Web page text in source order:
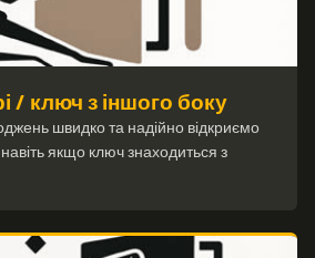
/ ключ з іншого боку
швидко та надійно відкриємо
навіть якщо ключ знаходиться з